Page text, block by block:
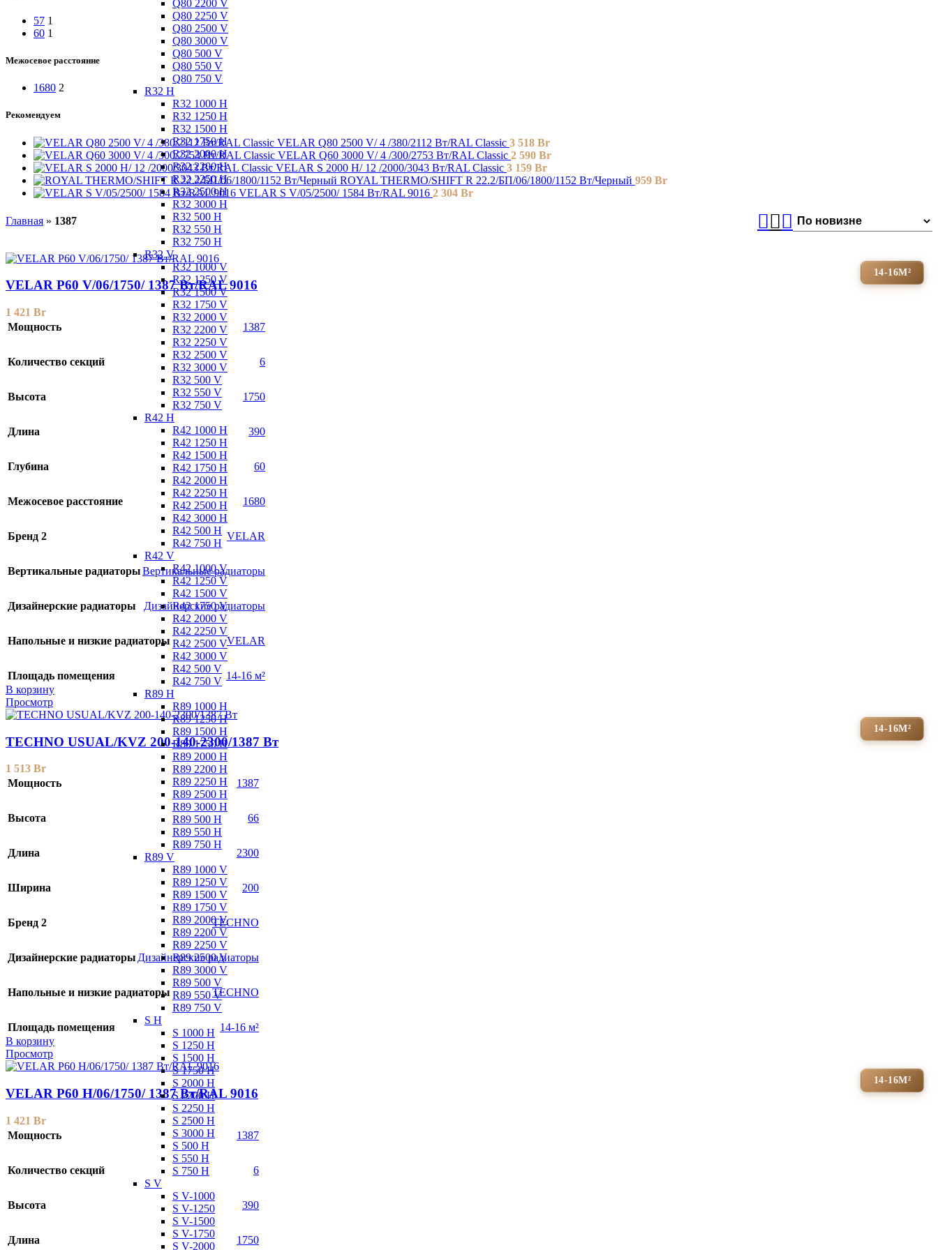
Q80 2200 V
Q80 2250 V
Q80 2500 V
Q80 3000 V
Q80 500 V
Q80 550 V
Q80 750 V
R32 H
R32 1000 H
R32 1250 H
R32 1500 H
R32 1750 H
R32 2000 H
R32 2200 H
R32 2250 H
R32 2500 H
R32 3000 H
R32 500 H
R32 550 H
R32 750 H
R32 V
R32 1000 V
R32 1250 V
R32 1500 V
R32 1750 V
R32 2000 V
R32 2200 V
R32 2250 V
R32 2500 V
R32 3000 V
R32 500 V
R32 550 V
R32 750 V
R42 H
R42 1000 H
R42 1250 H
R42 1500 H
R42 1750 H
R42 2000 H
R42 2250 H
R42 2500 H
R42 3000 H
R42 500 H
R42 750 H
R42 V
R42 1000 V
R42 1250 V
R42 1500 V
R42 1750 V
R42 2000 V
R42 2250 V
R42 2500 V
R42 3000 V
R42 500 V
R42 750 V
R89 H
R89 1000 H
R89 1250 H
R89 1500 H
R89 1750 H
R89 2000 H
R89 2200 H
R89 2250 H
R89 2500 H
R89 3000 H
R89 500 H
R89 550 H
R89 750 H
R89 V
R89 1000 V
R89 1250 V
R89 1500 V
R89 1750 V
R89 2000 V
R89 2200 V
R89 2250 V
R89 2500 V
R89 3000 V
R89 500 V
R89 550 V
R89 750 V
S H
S 1000 H
S 1250 H
S 1500 H
S 1750 H
S 2000 H
S 2200 H
S 2250 H
S 2500 H
S 3000 H
S 500 H
S 550 H
S 750 H
S V
S V-1000
S V-1250
S V-1500
S V-1750
S V-2000
57 1
60 1
Межосевое расстояние
1680 2
Рекомендуем
VELAR Q80 2500 V/ 4 /380/2112 Вт/RAL Classic 3 518 Br
VELAR Q60 3000 V/ 4 /300/2753 Вт/RAL Classic 2 590 Br
VELAR S 2000 H/ 12 /2000/3043 Вт/RAL Classic 3 159 Br
ROYAL THERMO/SHIFT R 22.2/БП/06/1800/1152 Вт/Черный 959 Br
VELAR S V/05/2500/ 1584 Bт/RAL 9016 2 304 Br
Главная » 1387
14-16М²
VELAR P60 V/06/1750/ 1387 Bт/RAL 9016
1 421 Br
Мощность
1387
Количество секций 6
Высота 1750
Длина 390
Глубина 60
Межосевое расстояние 1680
Бренд 2 VELAR
Вертикальные радиаторыВертикальные радиаторы
Дизайнерские радиаторы Дизайнерские радиаторы
Напольные и низкие радиаторы VELAR
Площадь помещения
14-16 м²
В корзину
Просмотр
14-16М²
TECHNO USUAL/KVZ 200-140-2300/1387 Вт
1 513 Br
Мощность
1387
Высота 66
Длина 2300
Ширина 200
Бренд 2 TECHNO
Дизайнерские радиаторыДизайнерские радиаторы
Напольные и низкие радиаторы TECHNO
Площадь помещения
14-16 м²
В корзину
Просмотр
14-16М²
VELAR P60 H/06/1750/ 1387 Bт/RAL 9016
1 421 Br
Мощность
1387
Количество секций 6
Высота 390
Длина 1750